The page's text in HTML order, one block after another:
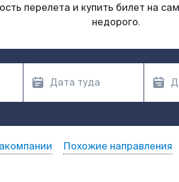
перелета и купить билет на
недорого.
Похожие направления